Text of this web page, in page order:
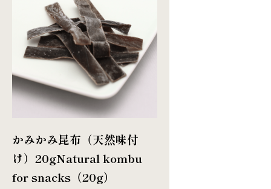
かみかみ昆布（天然味付
け）20gNatural kombu
for snacks（20g）